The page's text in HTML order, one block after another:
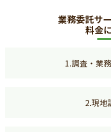
業務委託サ
料金
1.調査・業
2.現地